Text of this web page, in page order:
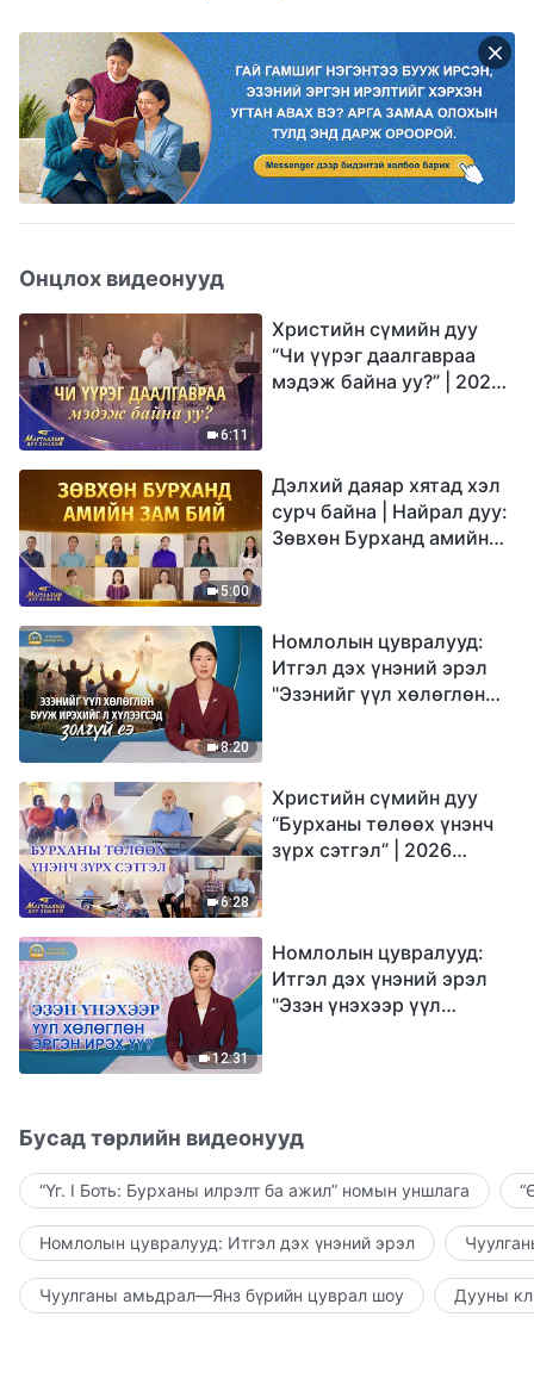
Онцлох видеонууд
6:11
Христийн сүмийн дуу
“Чи үүрэг даалгавраа
мэдэж байна уу?” | 2026
5:00
Дэлхий даяар хятад хэл
сурч байна | Найрал дуу:
Зөвхөн Бурханд амийн
8:20
Номлолын цувралууд:
Итгэл дэх үнэний эрэл
"Эзэнийг үүл хөлөглөн
6:28
Христийн сүмийн дуу
“Бурханы төлөөх үнэнч
зүрх сэтгэл” | 2026
12:31
Номлолын цувралууд:
Итгэл дэх үнэний эрэл
"Эзэн үнэхээр үүл
Бусад төрлийн видеонууд
“Үг. I Боть: Бурханы илрэлт ба ажил” номын уншлага
Номлолын цувралууд: Итгэл дэх үнэний эрэл
Чуулганы амьдрал—Янз бүрийн цуврал шоу Дууны